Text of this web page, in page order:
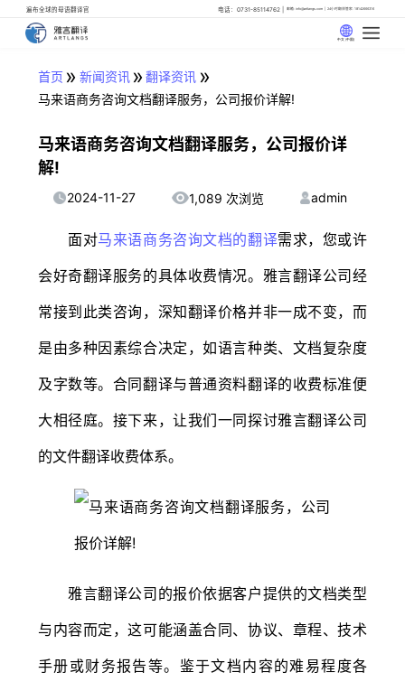
遍布全球的母语翻译官 电话：0731-85114762 邮箱: info@artlangs.com 24小时翻译管家: 18142666316
中文 (中国)
首页 » 新闻资讯» 翻译资讯 »
马来语商务咨询文档翻译服务，公司报价详解!
马来语商务咨询文档翻译服务，公司报价详
解!
2024-11-27 1,089 次浏览 admin
面对马来语商务咨询文档的翻译需求，您或许
会好奇翻译服务的具体收费情况。雅言翻译公司经
常接到此类咨询，深知翻译价格并非一成不变，而
是由多种因素综合决定，如语言种类、文档复杂度
及字数等。合同翻译与普通资料翻译的收费标准便
大相径庭。接下来，让我们一同探讨雅言翻译公司
的文件翻译收费体系。
雅言翻译公司的报价依据客户提供的文档类型
与内容而定，这可能涵盖合同、协议、章程、技术
手册或财务报告等。鉴于文档内容的难易程度各